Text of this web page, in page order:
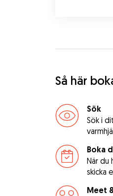
Så här
Sök
Sök i
Boka
När du
skicka
Meet